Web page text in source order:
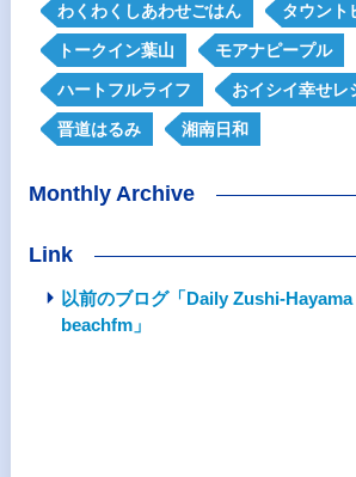
わくわくしあわせごはん タウント
トークイン葉山 モアナピープル
ハートフルライフ おイシイ幸せレ
晋道はるみ 湘南日和
Monthly Archive
Link
以前のブログ「Daily Zushi-
beachfm」